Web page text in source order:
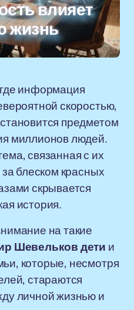
влияет
жизнь
информация
скоростью,
предметом
миллионов людей.
связанная с их
блеском красных
скрывается
история.
на такие
Шевельков дети и
которые, несмотря
стараются
личной жизнью и